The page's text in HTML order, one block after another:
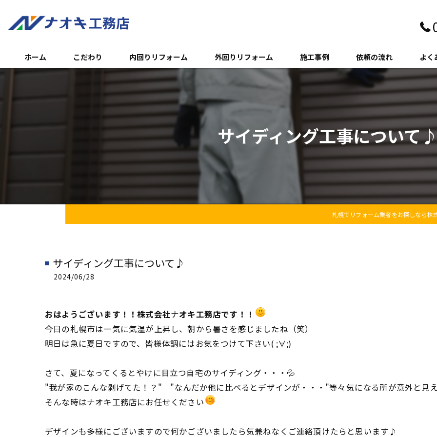
ホーム こだわり 内回りリフォーム
トイレのリフォーム
浴室のリフォーム
外回りリフォーム
外壁・サイディング
土木・増築
施工事例 依頼の流れ よく
サイディング工事について
札幌でリフォーム業者をお探しなら株
サイディング工事について♪
2024/06/28
おはようございます！！株式会社ナオキ工務店です！！
今日の札幌市は一気に気温が上昇し、朝から暑さを感じましたね（笑）
明日は急に夏日ですので、皆様体調にはお気をつけて下さい( ;∀;)
さて、夏になってくるとやけに目立つ自宅のサイディング・・・💦
"我が家のこんな剥げてた！？" "なんだか他に比べるとデザインが・・・"等々気になる所が意外と見
そんな時はナオキ工務店にお任せください
デザインも多様にございますので何かございましたら気兼ねなくご連絡頂けたらと思います♪